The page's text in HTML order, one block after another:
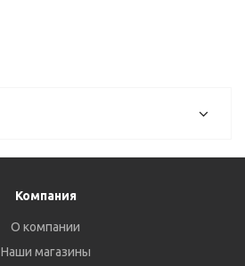
Компания
О компании
Наши магазины